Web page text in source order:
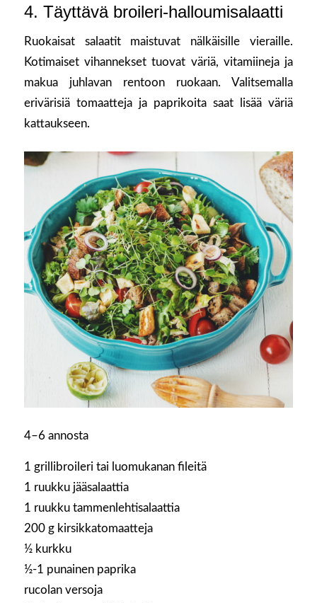
4. Täyttävä broileri-halloumisalaatti
Ruokaisat salaatit maistuvat nälkäisille vieraille.
Kotimaiset vihannekset tuovat väriä, vitamiineja ja
makua juhlavan rentoon ruokaan. Valitsemalla
erivärisiä tomaatteja ja paprikoita saat lisää väriä
kattaukseen.
4–6 annosta
1 grillibroileri tai luomukanan fileitä
1 ruukku jääsalaattia
1 ruukku tammenlehtisalaattia
200 g kirsikkatomaatteja
½ kurkku
½-1 punainen paprika
rucolan versoja